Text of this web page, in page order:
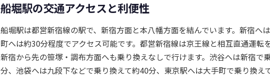
船堀駅の交通アクセスと利便性
船堀駅は都営新宿線の駅で、新宿方面と本八幡方面を結んでいます。新宿へ
町へは約30分程度でアクセス可能です。都営新宿線は京王線と相互直通運転
新宿から先の笹塚・調布方面へも乗り換えなしで行けます。渋谷へは新宿で
分、池袋へは九段下などで乗り換えて約40分、東京駅へは大手町で乗り換え